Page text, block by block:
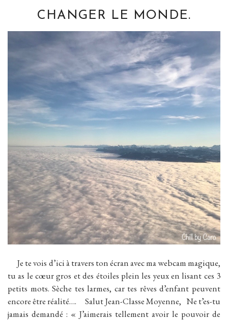
CHANGER LE MONDE.
Je te vois d’ici à travers ton écran avec ma webcam magique,
tu as le cœur gros et des étoiles plein les yeux en lisant ces 3
petits mots. Sèche tes larmes, car tes rêves d’enfant peuvent
encore être réalité…. Salut Jean-Classe Moyenne, Ne t’es-tu
jamais demandé : « J’aimerais tellement avoir le pouvoir de